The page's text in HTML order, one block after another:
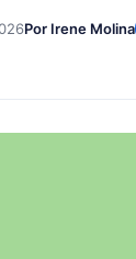
Por Irene Molina